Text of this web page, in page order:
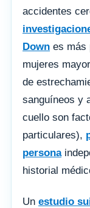
accidentes
Down es más
mujeres
de
sanguíneos y
cuello son
particulares),
persona
historial
Un estudio